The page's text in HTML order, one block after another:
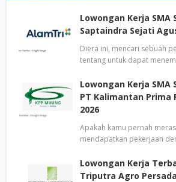
Lowongan Kerja SMA
Saptaindra Sejati
Diera ini, mencari sebuah
tentang untuk dapat
Lowongan Kerja SMA
PT Kalimantan Prima
2026
Apakah kamu pernah
mendapatkan pekerjaan
Lowongan Kerja
Triputra Agro